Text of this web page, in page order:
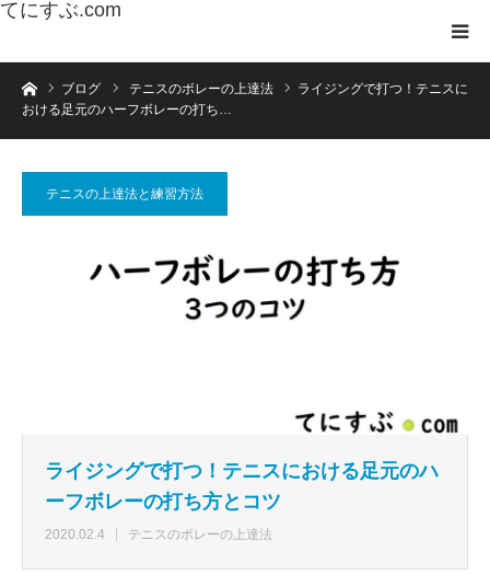
てにすぶ.com
ホームブログ テニスのボレーの上達法
ライジングで打つ！テニスに
おける足元のハーフボレーの打ち…
テニスの上達法と練習方法
ライジングで打つ！テニスにおける足元のハ
ーフボレーの打ち方とコツ
2020.02.4 テニスのボレーの上達法